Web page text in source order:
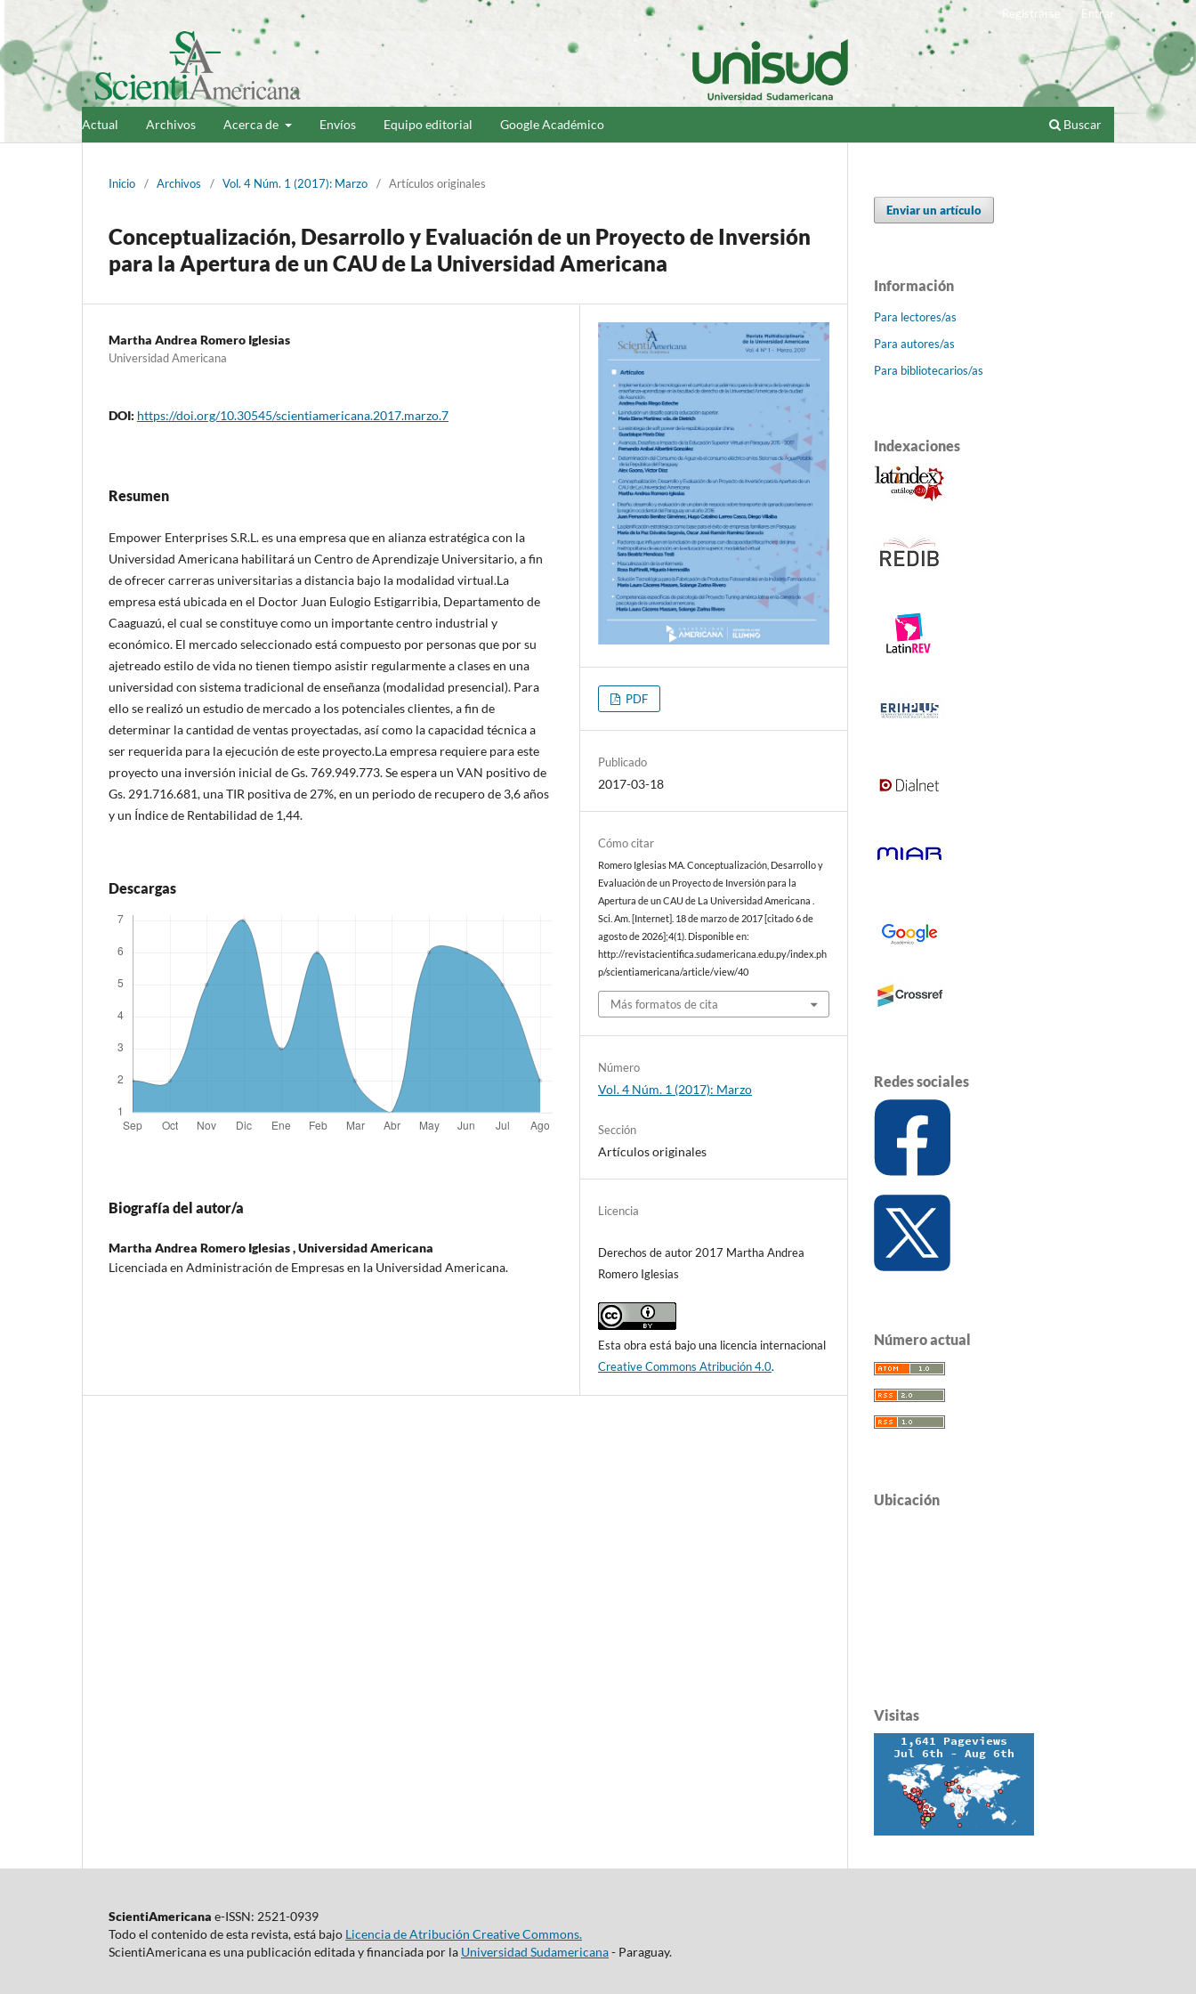
Actual Archivos Acerca de Envíos Equipo editorial Google Académico Buscar
Registrarse Entrar
Inicio / Archivos / Vol. 4 Núm. 1 (2017): Marzo / Artículos originales
Conceptualización, Desarrollo y Evaluación de un Proyecto de Inversión
para la Apertura de un CAU de La Universidad Americana
Martha Andrea Romero Iglesias
Universidad Americana
DOI: https://doi.org/10.30545/scientiamericana.2017.marzo.7
Resumen
Empower Enterprises S.R.L. es una empresa que en alianza estratégica con la
Universidad Americana habilitará un Centro de Aprendizaje Universitario, a fin
de ofrecer carreras universitarias a distancia bajo la modalidad virtual.La
empresa está ubicada en el Doctor Juan Eulogio Estigarribia, Departamento de
Caaguazú, el cual se constituye como un importante centro industrial y
económico. El mercado seleccionado está compuesto por personas que por su
ajetreado estilo de vida no tienen tiempo asistir regularmente a clases en una
universidad con sistema tradicional de enseñanza (modalidad presencial). Para
ello se realizó un estudio de mercado a los potenciales clientes, a fin de
determinar la cantidad de ventas proyectadas, así como la capacidad técnica a
ser requerida para la ejecución de este proyecto.La empresa requiere para este
proyecto una inversión inicial de Gs. 769.949.773. Se espera un VAN positivo de
Gs. 291.716.681, una TIR positiva de 27%, en un periodo de recupero de 3,6 años
y un Índice de Rentabilidad de 1,44.
Descargas
Biografía del autor/a
Martha Andrea Romero Iglesias ,Universidad Americana
Licenciada en Administración de Empresas en la Universidad Americana.
PDF
Publicado
2017-03-18
Cómo citar
Romero Iglesias MA. Conceptualización, Desarrollo y
Evaluación de un Proyecto de Inversión para la
Apertura de un CAU de La Universidad Americana .
Sci. Am. [Internet]. 18 de marzo de 2017 [citado 6 de
agosto de 2026];4(1). Disponible en:
http://revistacientifica.sudamericana.edu.py/index.ph
p/scientiamericana/article/view/40
Más formatos de cita
Número
Vol. 4 Núm. 1 (2017): Marzo
Sección
Artículos originales
Licencia
Derechos de autor 2017 Martha Andrea
Romero Iglesias
Esta obra está bajo una licencia internacional
Creative Commons Atribución 4.0.
Enviar un artículo
Información
Para lectores/as
Para autores/as
Para bibliotecarios/as
Indexaciones
Redes sociales
Número actual
Ubicación
Visitas
ScientiAmericana e-ISSN: 2521-0939
Todo el contenido de esta revista, está bajo Licencia de Atribución Creative Commons.
ScientiAmericana es una publicación editada y financiada por la Universidad Sudamericana- Paraguay.